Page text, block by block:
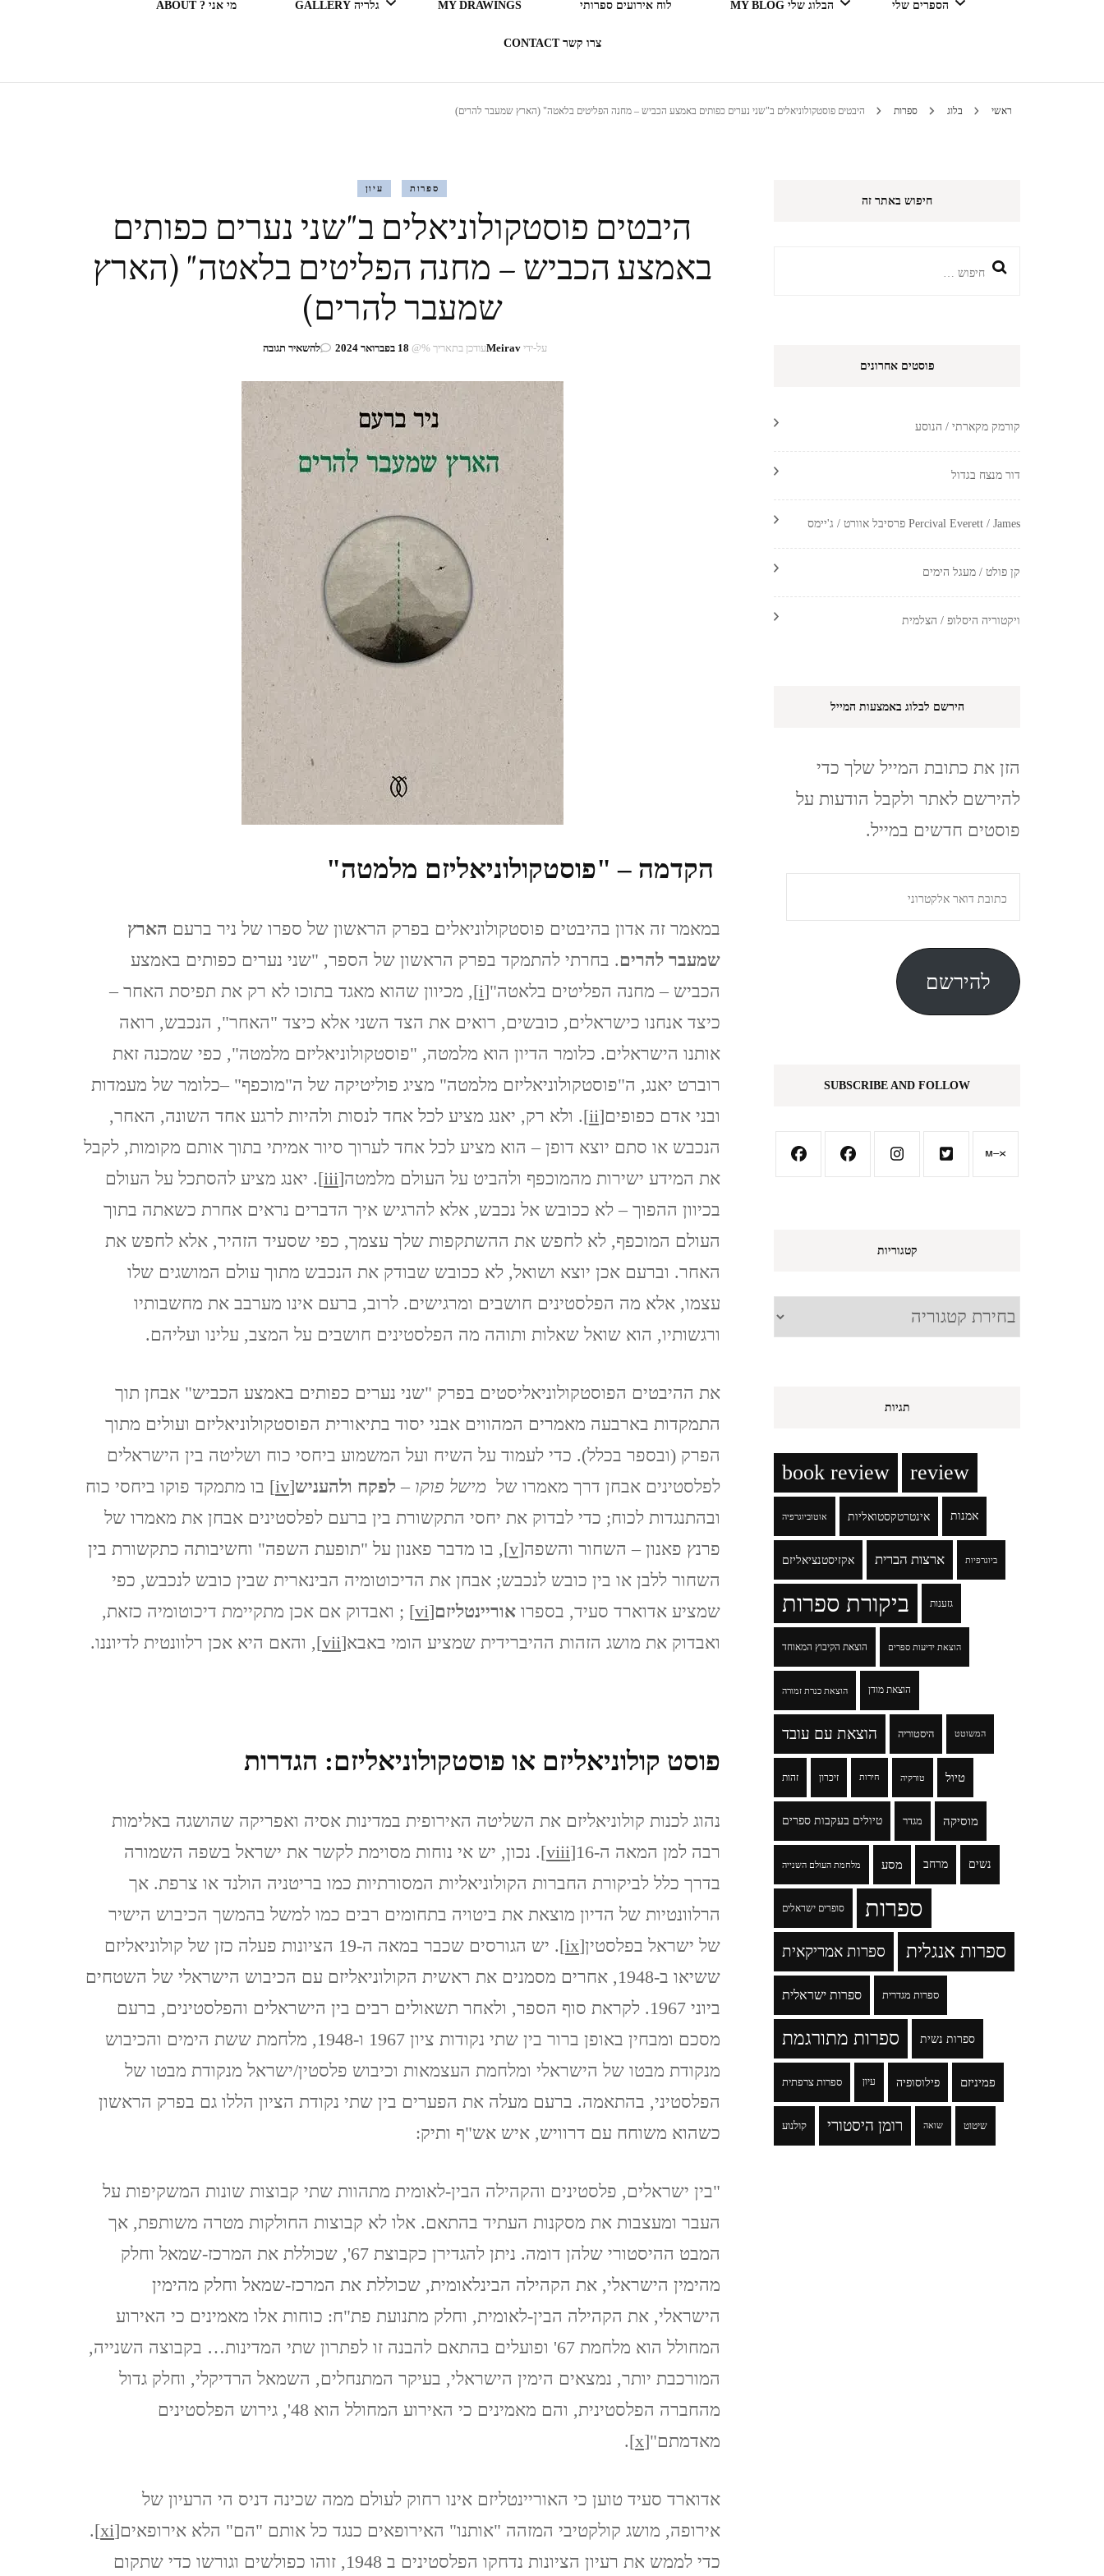
הספרים שלי הבלוג שלי MY BLOG
היתרבות מארחת
רדיו RADIO
לוח אירועים ספרותי MY DRAWINGS גלריה GALLERY
WANDERING CAMERA
MASADA AND THE DEAD
SEA, DECEMBER
סופש בלאק פריידיי, בודפשט,
BUDAPEST, HUNGARY
ברלין, ספטמבר, 2021 BERLIN,
GERMANY, SEPTEMBER
אלוני אבא ותל מגידו אפריל
2021 ALONEI ABA AND
חורף-אביב, מרץ 2021
FLOWERING AND
MIGRATION IN THE
NORTH OF THE
COUNTRY, WINTER-
SPRING, MARCH
קאסר אל יהוד 13.2.2021
QASR AL YAHUD
2020
מנצ'סטר,MANCHESTER
ינואר, 2020
ברצלונה, יוני 2019
BARCELONA
& TABA
פראג, אוגוסט, 2017 PRAGUE
CZECH REPUBLIC
מי אני ? ABOUT
צרו קשר CONTACT
ראשי בלוג ספרות היבטים פוסטקולוניאלים ב"שני נערים כפותים באמצע הכביש – מחנה הפליטים בלאטה" (הארץ שמעבר להרים)
ספרות עיון
היבטים פוסטקולוניאלים ב"שני נערים כפותים
באמצע הכביש – מחנה הפליטים בלאטה" (הארץ
שמעבר להרים)
על-ידיMeiravעודכן בתאריך %@ 18 בפברואר 2024 להשאיר תגובהבנושא
פוסטקולוניאלים
ב"שני
הכביש
–
מחנה
הפליטים
בלאטה"
(הארץ
שמעבר
להרים)
הקדמה – "פוסטקולוניאליזם מלמטה"
במאמר זה אדון בהיבטים פוסטקולוניאלים בפרק הראשון של ספרו של ניר ברעם הארץ
שמעבר להרים. בחרתי להתמקד בפרק הראשון של הספר, "שני נערים כפותים באמצע
הכביש – מחנה הפליטים בלאטה"[i]
, מכיוון שהוא מאגד בתוכו לא רק את תפיסת האחר –
כיצד אנחנו כישראלים, כובשים, רואים את הצד השני אלא כיצד "האחר", הנכבש, רואה
אותנו הישראלים. כלומר הדיון הוא מלמטה, "פוסטקולוניאליזם מלמטה", כפי שמכנה זאת
רוברט יאנג, ה"פוסטקולוניאליזם מלמטה" מציג פוליטיקה של ה"מוכפף" –כלומר של מעמדות
ובני אדם כפופים[ii]
. ולא רק, יאנג מציע לכל אחד לנסות ולהיות לרגע אחד השונה, האחר,
הנכבש או סתם יוצא דופן – הוא מציע לכל אחד לערוך סיור אמיתי בתוך אותם מקומות, לקבל
את המידע ישירות מהמוכפף ולהביט על העולם מלמטה[iii]
. יאנג מציע להסתכל על העולם
בכיוון ההפוך – לא ככובש אל נכבש, אלא להרגיש איך הדברים נראים אחרת כשאתה בתוך
העולם המוכפף, לא לחפש את ההשתקפות שלך עצמך, כפי שסעיד הזהיר, אלא לחפש את
האחר. וברעם אכן יוצא ושואל, לא ככובש שבודק את הנכבש מתוך עולם המושגים שלו
עצמו, אלא מה הפלסטינים חושבים ומרגישים. לרוב, ברעם אינו מערבב את מחשבותיו
ורגשותיו, הוא שואל שאלות ותוהה מה הפלסטינים חושבים על המצב, עלינו ועליהם.
את ההיבטים הפוסטקולוניאליסטים בפרק "שני נערים כפותים באמצע הכביש" אבחן תוך
התמקדות בארבעה מאמרים המהווים אבני יסוד בתיאורית הפוסטקולוניאליזם ועולים מתוך
הפרק (ובספר בכלל). כדי לעמוד על השיח ועל המשמוע ביחסי כוח ושליטה בין הישראלים
לפלסטינים אבחן דרך מאמרו של מישל פוקו – לפקח ולהעניש[iv]
בו מתמקד פוקו ביחסי כוח
ובהתנגדות לכוח; כדי לבדוק את יחסי התקשורת בין ברעם לפלסטינים אבחן את מאמרו של
פרנץ פאנון – השחור והשפה[v]
, בו מדבר פאנון על "תופעת השפה" וחשיבותה כתקשורת בין
השחור ללבן או בין כובש לנכבש; אבחן את הדיכוטומיה הבינארית שבין כובש לנכבש, כפי
שמציע אדוארד סעיד, בספרו אוריינטליזם[vi]
; ואבדוק אם אכן מתקיימת דיכוטומיה כזאת,
ואבדוק את מושג הזהות ההיברידית שמציע הומי באבא[vii] , והאם היא אכן רלוונטית לדיוננו.
פוסט קולוניאליזם או פוסטקולוניאליזם: הגדרות
נהוג לכנות קולוניאליזם את השליטה האירופית במדינות אסיה ואפריקה שהושגה באלימות
רבה למן המאה ה-16
[viii]
. נכון, יש אי נוחות מסוימת לקשר את ישראל בשפה השמורה
בדרך כלל לביקורת החברות הקולוניאליות המסורתיות כמו בריטניה הולנד או צרפת. אך
הרלוונטיות של הדיון מוצאת את ביטויה בתחומים רבים כמו למשל בהמשך הכיבוש הישיר
של ישראל בפלסטין[ix]
. יש הגורסים שכבר במאה ה-19 הציונות פעלה כזן של קולוניאליזם
ששיאו ב-1948, אחרים מסמנים את ראשית הקולוניאליזם עם הכיבוש הישראלי של השטחים
ביוני 1967. לקראת סוף הספר, ולאחר תשאולים רבים בין הישראלים והפלסטינים, ברעם
מסכם ומבחין באופן ברור בין שתי נקודות ציון 1967 ו-1948, מלחמת ששת הימים והכיבוש
מנקודת מבטו של הישראלי ומלחמת העצמאות וכיבוש פלסטין/ישראל מנקודת מבטו של
הפלסטיני, בהתאמה. ברעם מעלה את הפערים בין שתי נקודת הציון הללו גם בפרק הראשון
כשהוא משוחח עם דרוויש, איש אש"ף ותיק:
"בין ישראלים, פלסטינים והקהילה הבין-לאומית מתהוות שתי קבוצות שונות המשקיפות על
העבר ומעצבות את מסקנות העתיד בהתאם. אלו לא קבוצות החולקות מטרה משותפת, אך
המבט ההיסטורי שלהן דומה. ניתן להגדירן כקבוצת 67', שכוללת את המרכז-שמאל וחלק
מהימין הישראלי, את הקהילה הבינלאומית, שכוללת את המרכז-שמאל וחלק מהימין
הישראלי, את הקהילה הבין-לאומית, וחלק מתנועת פת"ח: כוחות אלו מאמינים כי האירוע
המחולל הוא מלחמת 67' ופועלים בהתאם להבנה זו לפתרון שתי המדינות… בקבוצה השנייה,
המורכבת יותר, נמצאים הימין הישראלי, בעיקר המתנחלים, השמאל הרדיקלי, וחלק גדול
מהחברה הפלסטינית, והם מאמינים כי האירוע המחולל הוא 48', גירוש הפלסטינים
מאדמתם"[x]
.
אדוארד סעיד טוען כי האוריינטליזם אינו רחוק לעולם ממה שכינה דניס הי הרעיון של
אירופה, מושג קולקטיבי המזהה "אותנו" האירופאים כנגד כל אותם "הם" הלא אירופאים[xi]
.
כדי לממש את רעיון הציונות נדחקו הפלסטינים ב 1948, זוהו כפולשים וגורשו כדי שתקום
חיפוש באתר זה
חיפוש:
פוסטים אחרונים
קורמק מקארתי / הנוסע
דור מנצח בגדול
Percival Everett / James פרסיבל אוורט / ג'יימס
קן פולט / מעגל הימים
ויקטוריה היסלופ / הצלמית
הירשם לבלוג באמצעות המייל
הזן את כתובת המייל שלך כדי
להירשם לאתר ולקבל הודעות על
פוסטים חדשים במייל.
דואר
אלקטרוני
להירשם
SUBSCRIBE AND FOLLOW
קטגוריות
קטגוריות
תגיות
book review review
אוטוביוגרפיה אינטרטקסטואליות אמנות
אקזיסטנציאליזם ארצות הברית ביוגרפיות
ביקורת ספרות גזענות
הוצאת הקיבוץ המאוחד הוצאת ידיעות ספרים
הוצאת כנרת זמורה הוצאת מודן
הוצאת עם עובד היסטוריה המשוטט
זהות זיכרון חירות טורקיה טיול
טיולים בעקבות ספרים מגדר מוסיקה
מלחמת העולם השנייה מסע מרחב נשים
סופרים ישראלים ספרות
ספרות אמריקאית ספרות אנגלית
ספרות ישראלית ספרות מגדרית
ספרות מתורגמת ספרות נשית
ספרות צרפתית עיון פילוסופיה פמיניזם
קולנוע רומן היסטורי שואה שיטוט